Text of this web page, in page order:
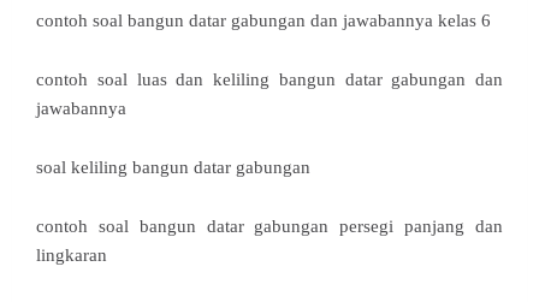
contoh soal bangun datar gabungan dan jawabannya kelas 6
contoh soal luas dan keliling bangun datar gabungan dan
jawabannya
soal keliling bangun datar gabungan
contoh soal bangun datar gabungan persegi panjang dan
lingkaran